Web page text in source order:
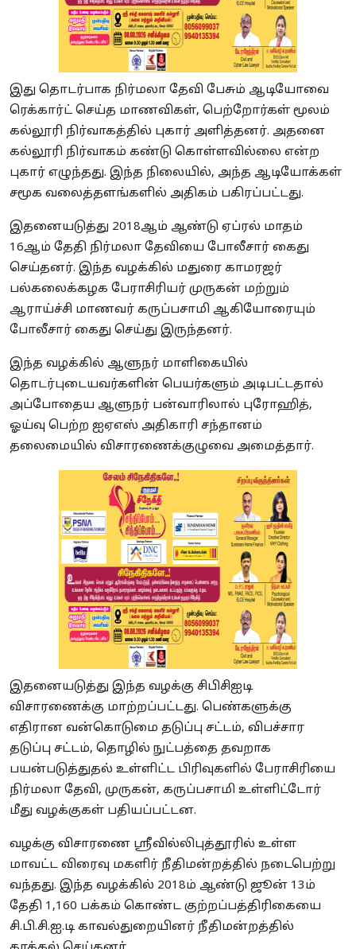
இது தொடர்பாக நிர்மலா தேவி பேசும் ஆடியோவை
ரெக்கார்ட் செய்த மாணவிகள், பெற்றோர்கள் மூலம்
கல்லூரி நிர்வாகத்தில் புகார் அளித்தனர். அதனை
கல்லூரி நிர்வாகம் கண்டு கொள்ளவில்லை என்ற
புகார் எழுந்தது. இந்த நிலையில், அந்த ஆடியோக்கள்
சமூக வலைத்தளங்களில் அதிகம் பகிரப்பட்டது.
இதனையடுத்து 2018ஆம் ஆண்டு ஏப்ரல் மாதம்
16ஆம் தேதி நிர்மலா தேவியை போலீசார் கைது
செய்தனர். இந்த வழக்கில் மதுரை காமரஜர்
பல்கலைக்கழக பேராசிரியர் முருகன் மற்றும்
ஆராய்ச்சி மாணவர் கருப்பசாமி ஆகியோரையும்
போலீசார் கைது செய்து இருந்தனர்.
இந்த வழக்கில் ஆளுநர் மாளிகையில்
தொடர்புடையவர்களின் பெயர்களும் அடிபட்டதால்
அப்போதைய ஆளுநர் பன்வாரிலால் புரோஹித்,
ஓய்வு பெற்ற ஐஏஎஸ் அதிகாரி சந்தானம்
தலைமையில் விசாரணைக்குழுவை அமைத்தார்.
இதனையடுத்து இந்த வழக்கு சிபிசிஐடி
விசாரணைக்கு மாற்றப்பட்டது. பெண்களுக்கு
எதிரான வன்கொடுமை தடுப்பு சட்டம், விபச்சார
தடுப்பு சட்டம், தொழில் நுட்பத்தை தவறாக
பயன்படுத்துதல் உள்ளிட்ட பிரிவுகளில் பேராசிரியை
நிர்மலா தேவி, முருகன், கருப்பசாமி உள்ளிட்டோர்
மீது வழக்குகள் பதியப்பட்டன.
வழக்கு விசாரணை ஸ்ரீவில்லிபுத்தூரில் உள்ள
மாவட்ட விரைவு மகளிர் நீதிமன்றத்தில் நடைபெற்று
வந்தது. இந்த வழக்கில் 2018ம் ஆண்டு ஜூன் 13ம்
தேதி 1,160 பக்கம் கொண்ட குற்றப்பத்திரிகையை
சி.பி.சி.ஐ.டி காவல்துறையினர் நீதிமன்றத்தில்